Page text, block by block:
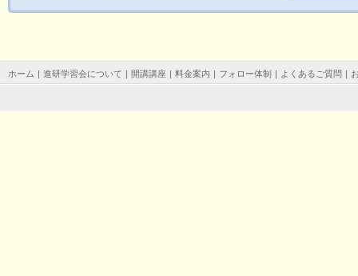
ホーム | 進研学習会について | 開講講座 | 料金案内 | フォロー体制 | よくあるご質問 |